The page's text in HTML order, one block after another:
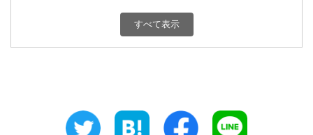
770円 富山県
三重県
すべて表示